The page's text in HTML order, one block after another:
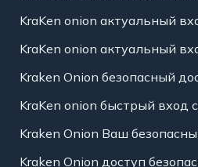
KraKen onion актуальный
KraKen onion актуальный
Kraken Onion безопасный
KraKen onion быстрый вход
Kraken Onion Ваш
Kraken Onion доступ